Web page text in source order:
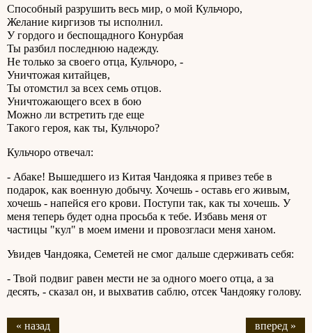
Способный разрушить весь мир, о мой Кульчоро,
Желание киргизов ты исполнил.
У гордого и беспощадного Конурбая
Ты разбил последнюю надежду.
Не только за своего отца, Кульчоро, -
Уничтожая китайцев,
Ты отомстил за всех семь отцов.
Уничтожающего всех в бою
Можно ли встретить где еще
Такого героя, как ты, Кульчоро?
Кульчоро отвечал:
- Абаке! Вышедшего из Китая Чандояка я привез тебе в
подарок, как военную добычу. Хочешь - оставь его живым,
хочешь - напейся его крови. Поступи так, как ты хочешь. У
меня теперь будет одна просьба к тебе. Избавь меня от
частицы "кул" в моем имени и провозгласи меня ханом.
Увидев Чандояка, Семетей не смог дальше сдерживать себя:
- Твой подвиг равен мести не за одного моего отца, а за
десять, - сказал он, и выхватив саблю, отсек Чандояку голову.
« назад вперед »